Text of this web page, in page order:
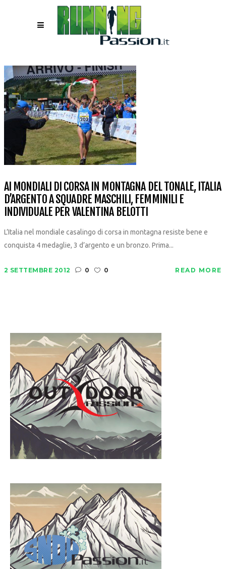
AI MONDIALI DI CORSA IN MONTAGNA DEL TONALE, ITALIA
D’ARGENTO A SQUADRE MASCHILI, FEMMINILI E
INDIVIDUALE PER VALENTINA BELOTTI
L’Italia nel mondiale casalingo di corsa in montagna resiste bene e
conquista 4 medaglie, 3 d’argento e un bronzo. Prima...
2 SETTEMBRE 2012 0 0 READ MORE